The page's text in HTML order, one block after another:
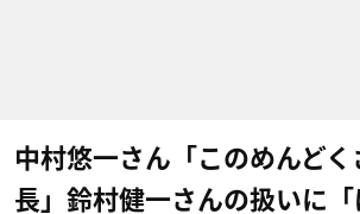
中村悠一さん「このめんど
長」鈴村健一さんの扱いに